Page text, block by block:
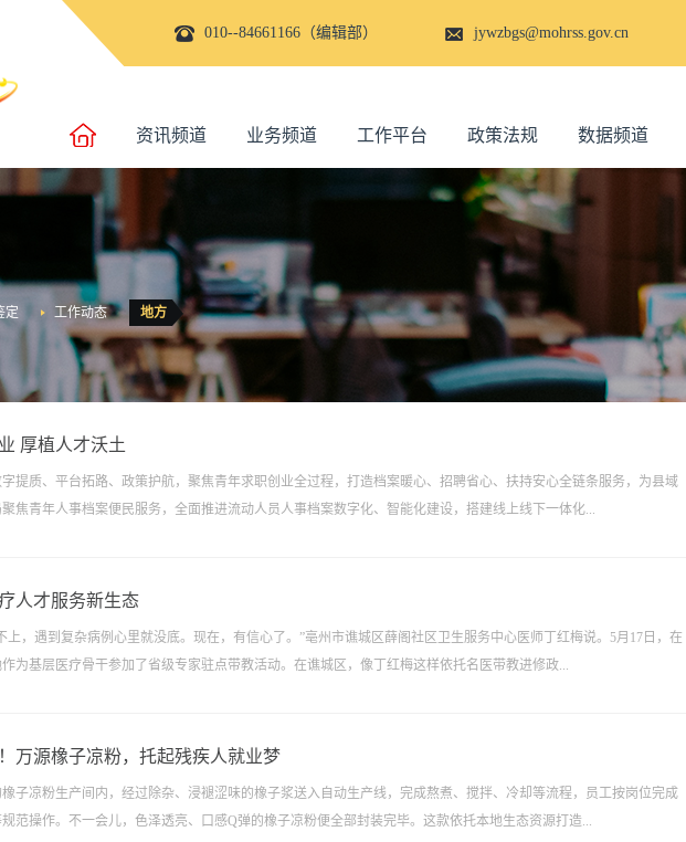
010--84661166（编辑部） jywzbgs@mohrss.gov.cn
资讯频道 业务频道 工作平台 政策法规 数据频道
地方
工作动态
定
厚植人才沃土
提质、平台拓路、政策护航，聚焦青年求职创业全过程，打造档案暖心、招聘省心、扶持安心全链条服务，为县域
焦青年人事档案便民服务，全面推进流动人员人事档案数字化、智能化建设，搭建线上线下一体化...
人才服务新生态
上，遇到复杂病例心里就没底。现在，有信心了。”亳州市谯城区薛阁社区卫生服务中心医师丁红梅说。5月17日，在
为基层医疗骨干参加了省级专家驻点带教活动。在谯城区，像丁红梅这样依托名医带教进修政...
万源橡子凉粉，托起残疾人就业梦‌
子凉粉生产间内，经过除杂、浸褪涩味的橡子浆送入自动生产线，完成熬煮、搅拌、冷却等流程，员工按岗位完成
范操作。不一会儿，色泽透亮、口感Q弹的橡子凉粉便全部封装完毕。这款依托本地生态资源打造...